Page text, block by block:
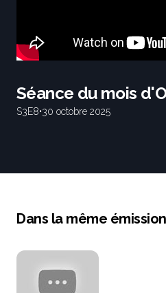
Séance du mois
S3E8•30 octobre 2025
Dans la même émission